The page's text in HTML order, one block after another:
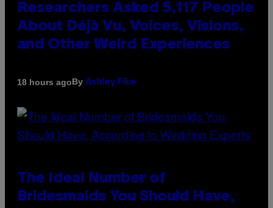
Researchers Asked 5,117 People
About Déjà Vu, Voices, Visions,
and Other Weird Experiences
18 hours agoBy Ashley Fike
The Ideal Number of
Bridesmaids You Should Have,